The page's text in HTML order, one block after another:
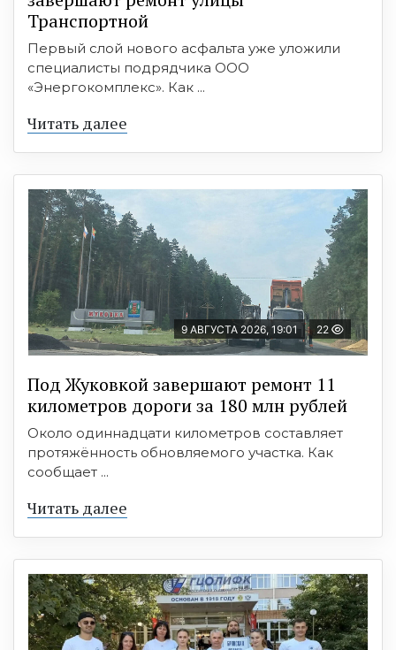
Транспортной
Первый слой нового асфальта уже уложили
специалисты подрядчика ООО
«Энергокомплекс». Как ...
Читать далее
9 АВГУСТА 2026, 19:01 22
Под Жуковкой завершают ремонт 11
километров дороги за 180 млн рублей
Около одиннадцати километров составляет
протяжённость обновляемого участка. Как
сообщает ...
Читать далее